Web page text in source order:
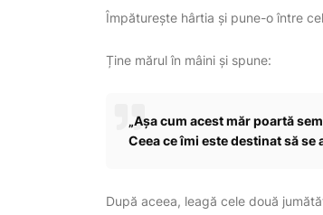
Împăturește hârtia și pune-o între
Ține mărul în mâini și spune:
„Așa cum acest măr poartă
Ceea ce îmi este destinat să se
După aceea, leagă cele două